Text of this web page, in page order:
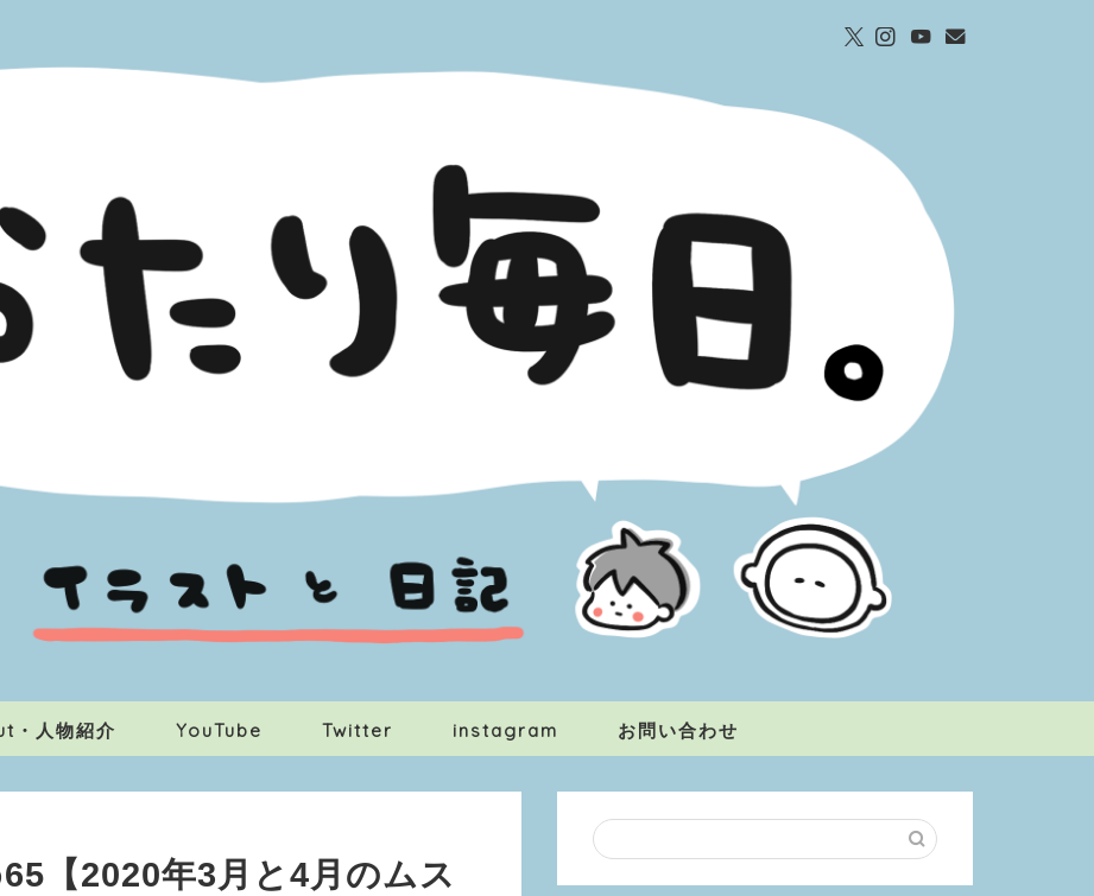
・人物紹介 YouTube Twitter instagram お問い合わせ
【2020年3月と4月のムス